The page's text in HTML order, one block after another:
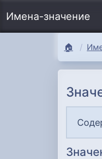
Имена-значение
🏠